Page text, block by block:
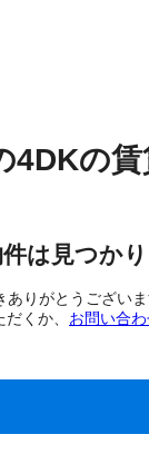
4DKの賃
は見つか
りがとうございま
くか、 お問い合